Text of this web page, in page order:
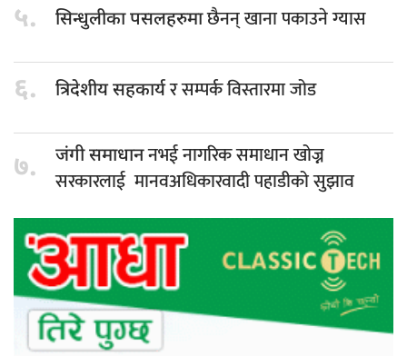
५. सिन्धुलीका पसलहरुमाछैनन् खाना पकाउने ग्यास
६. त्रिदेशीय सहकार्यर सम्पर्क विस्तारमा जोड
७. जंगी समाधाननभई नागरिक समाधान खोज्न
सरकारलाई मानवअधिकारवादी पहाडीको सुझाव